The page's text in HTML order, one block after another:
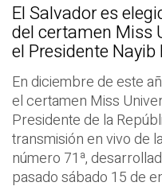
El Salvador es
del certamen Miss
el Presidente Nayib
En diciembre de este
el certamen Miss
Presidente de la
transmisión en vivo de
número 71ª,
pasado sábado 15 de